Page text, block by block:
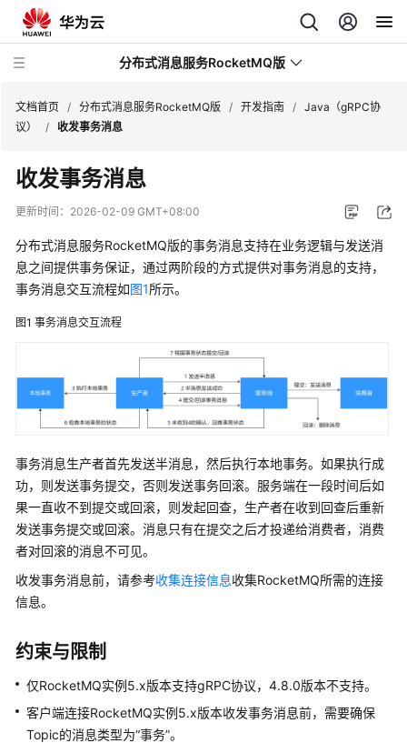
分布式消息服务RocketMQ版
最
新
动
服
务
告
品
介
绍
计
费
说
明
快
速
入
户
指
南
文档首页 / 分布式消息服务RocketMQ版 / 开发指南 / Java（gRPC协
议）
/ 收发事务消息
收发事务消息
更新时间： 2026-02-09 GMT+08:00
分布式消息服务RocketMQ版的事务消息支持在业务逻辑与发送消
息之间提供事务保证，通过两阶段的方式提供对事务消息的支持，
事务消息交互流程如图1所示。
图1 事务消息交互流程
事务消息生产者首先发送半消息，然后执行本地事务。如果执行成
功，则发送事务提交，否则发送事务回滚。服务端在一段时间后如
果一直收不到提交或回滚，则发起回查，生产者在收到回查后重新
发送事务提交或回滚。消息只有在提交之后才投递给消费者，消费
者对回滚的消息不可见。
收发事务消息前，请参考收集连接信息收集RocketMQ所需的连接
信息。
约束与限制
仅RocketMQ实例5.x版本支持gRPC协议，4.8.0版本不支持。
客户端连接RocketMQ实例5.x版本收发事务消息前，需要确保
Topic的消息类型为“事务”。